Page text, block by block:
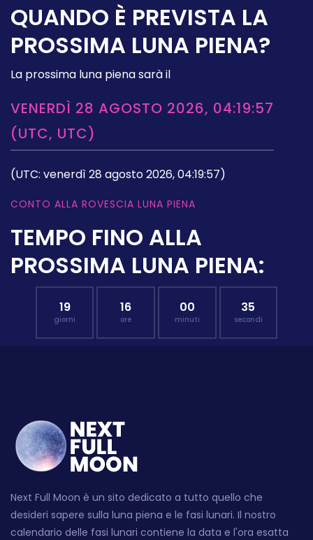
QUANDO È PREVISTA LA
PROSSIMA LUNA PIENA?
La prossima luna piena sarà il
VENERDÌ 28 AGOSTO 2026, 04:19:57
(UTC, UTC)
(UTC: venerdì 28 agosto 2026, 04:19:57)
CONTO ALLA ROVESCIA LUNA PIENA
TEMPO FINO ALLA
PROSSIMA LUNA PIENA:
19
giorni
16
ore
00
minuti
34
secondi
Next Full Moon è un sito dedicato a tutto quello che
desideri sapere sulla luna piena e le fasi lunari. Il nostro
calendario delle fasi lunari contiene la data e l'ora esatta